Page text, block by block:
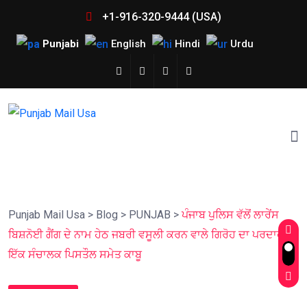
+1-916-320-9444 (USA)
Punjabi English Hindi Urdu
Punjab Mail Usa > Blog > PUNJAB >ਪੰਜਾਬ ਪੁਲਿਸ ਵੱਲੋਂ ਲਾਰੇਂਸ
ਬਿਸ਼ਨੋਈ ਗੈਂਗ ਦੇ ਨਾਮ ਹੇਠ ਜਬਰੀ ਵਸੂਲੀ ਕਰਨ ਵਾਲੇ ਗਿਰੋਹ ਦਾ ਪਰਦਾਫਾਸ਼;
ਇੱਕ ਸੰਚਾਲਕ ਪਿਸਤੌਲ ਸਮੇਤ ਕਾਬੂ